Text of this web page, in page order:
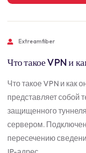
Extreamfiber
Что такое VPN и
Что такое VPN и как
представляет собой
защищенного
сервером.
пересечению